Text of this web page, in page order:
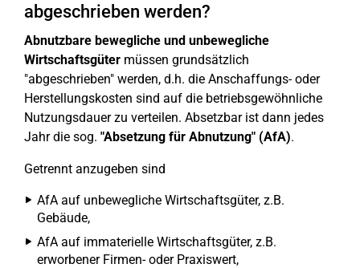
abgeschrieben werden?
Abnutzbare bewegliche und unbewegliche
Wirtschaftsgüter müssen grundsätzlich
"abgeschrieben" werden, d.h. die Anschaffungs- oder
Herstellungskosten sind auf die betriebsgewöhnliche
Nutzungsdauer zu verteilen. Absetzbar ist dann jedes
Jahr die sog. "Absetzung für Abnutzung" (AfA).
Getrennt anzugeben sind
AfA auf unbewegliche Wirtschaftsgüter, z.B.
Gebäude,
AfA auf immaterielle Wirtschaftsgüter, z.B.
erworbener Firmen- oder Praxiswert,